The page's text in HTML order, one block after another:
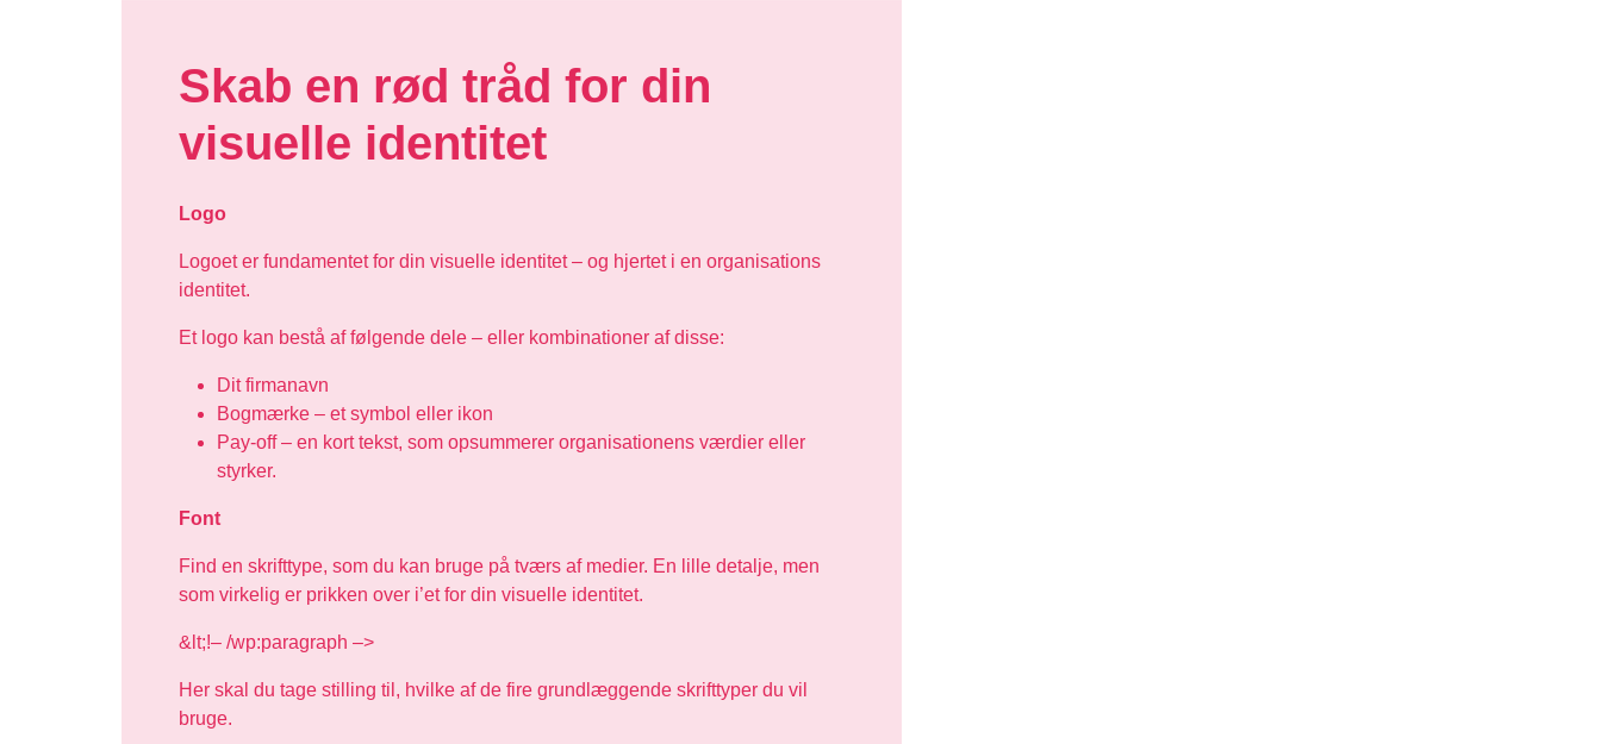
Skab en rød tråd for din
visuelle identitet
Logo
Logoet er fundamentet for din visuelle identitet – og hjertet i en organisations
identitet.
Et logo kan bestå af følgende dele – eller kombinationer af disse:
Dit firmanavn
Bogmærke – et symbol eller ikon
Pay-off – en kort tekst, som opsummerer organisationens værdier eller
styrker.
Font
Find en skrifttype, som du kan bruge på tværs af medier. En lille detalje, men
som virkelig er prikken over i’et for din visuelle identitet.
&lt;!– /wp:paragraph –>
Her skal du tage stilling til, hvilke af de fire grundlæggende skrifttyper du vil
bruge.